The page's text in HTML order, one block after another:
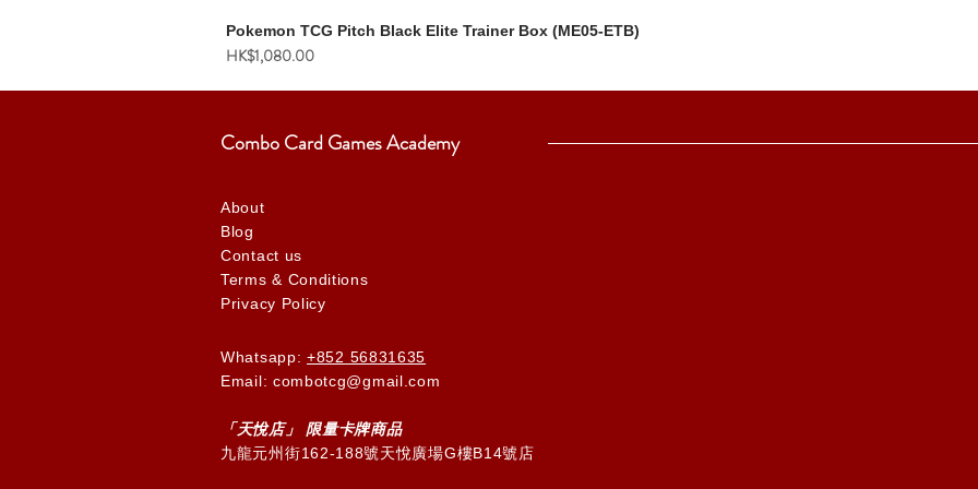
Pokemon TCG Pitch Black Elite Trainer Box (ME05-ETB)
價格
HK$1,080.00
Combo Card Games Academy
About
Blog
Contact us
Terms & Conditions
Privacy Policy
Whatsapp: +852 56831635
Email: combotcg@gmail.com
「天悅店」 限量卡牌商品
九龍元州街162-188號天悅廣場G樓B14號店